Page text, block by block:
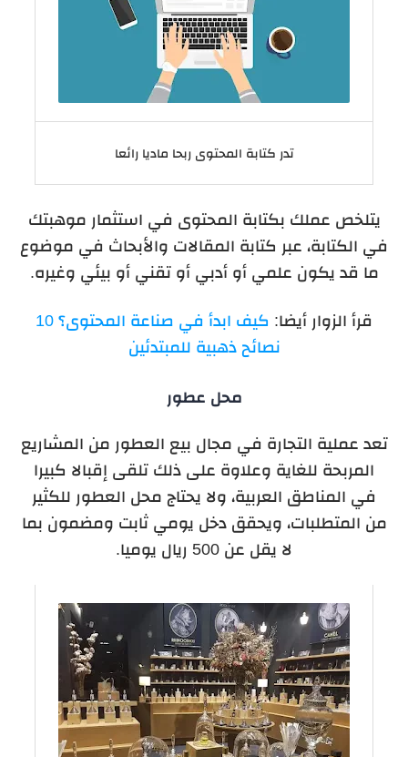
تدر كتابة المحتوى ربحا ماديا رائعا
يتلخص عملك بكتابة المحتوى في استثمار موهبتك
في الكتابة، عبر كتابة المقالات والأبحاث في موضوع
ما قد يكون علمي أو أدبي أو تقني أو بيئي وغيره.
قرأ الزوار أيضا:
كيف ابدأ في صناعة المحتوى؟ 10
نصائح ذهبية للمبتدئين
محل عطور
تعد عملية التجارة في مجال بيع العطور من المشاريع
المربحة للغاية وعلاوة على ذلك تلقى إقبالا كبيرا
في المناطق العربية، ولا يحتاج محل العطور للكثير
من المتطلبات، ويحقق دخل يومي ثابت ومضمون بما
لا يقل عن 500 ريال يوميا.